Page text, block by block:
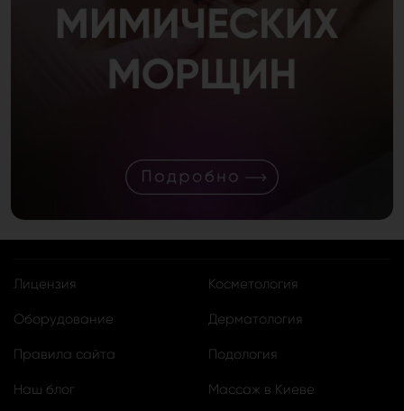
Лицензия
Оборудование
Правила сайта
Наш блог
Косметология
Дерматология
Подология
Массаж в Киеве